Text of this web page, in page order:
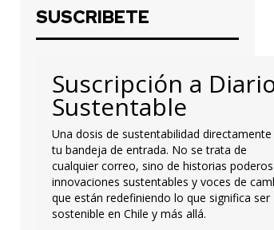
SUSCRIBETE
Suscripción a
Sustentable
Una dosis de sustentabilidad
tu bandeja de entrada. No se trata de
cualquier correo, sino de historias
innovaciones sustentables y voces de
que están redefiniendo lo que significa ser
sostenible en Chile y más allá.